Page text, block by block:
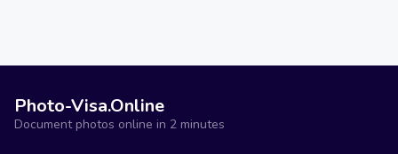
Photo-Visa.Online
Document photos online in 2 minutes